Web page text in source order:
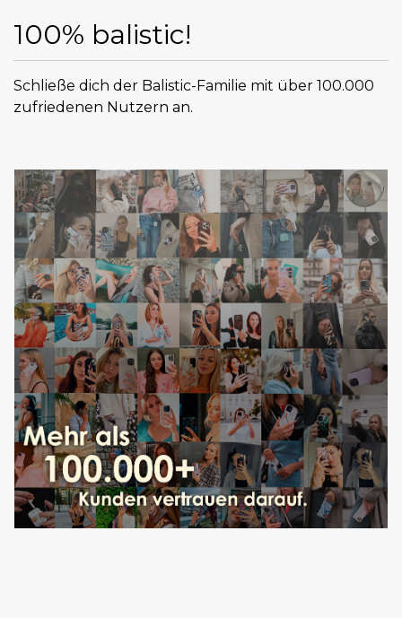
100% balistic!
Schließe dich der Balistic-Familie mit über 100.000
zufriedenen Nutzern an.